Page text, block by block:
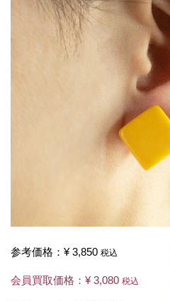
参考価格： ¥ 3,850 税込
会員買取価格： ¥ 3,080 税込